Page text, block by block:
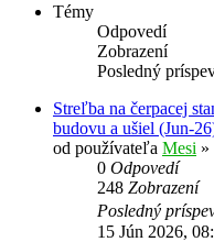
Témy
Odpovedí
Zobrazení
Posledný
Streľba na čerpacej
budovu a ušiel (Jun-
od používateľa Mesi »
0 Odpovedí
248 Zobrazení
Posledný
15 Jún 2026,